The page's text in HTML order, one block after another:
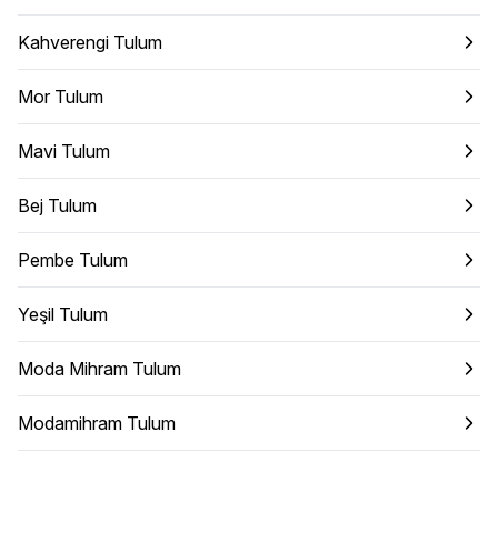
Kahverengi Tulum
Mor Tulum
Mavi Tulum
Bej Tulum
Pembe Tulum
Yeşil Tulum
Moda Mihram Tulum
Modamihram Tulum